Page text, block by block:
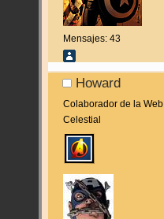
Mensajes: 43
Howard
Colaborador de la Web
Celestial